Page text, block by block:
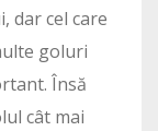
dar cel care
goluri
Însă
cât mai